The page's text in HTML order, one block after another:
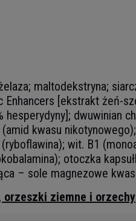
maltodekstryna;
[ekstrakt żeń-
dwuwinian
kwasu
wit. B1
otoczka
– sole magnezowe
ziemne i orzechy